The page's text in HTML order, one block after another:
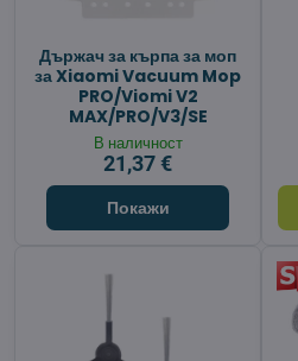
Държач за кърпа за моп
за Xiaomi Vacuum Mop
PRO/Viomi V2
MAX/PRO/V3/SE
В наличност
21,37 €
Покажи